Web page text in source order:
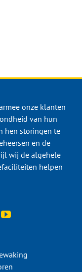
onze klanten
van hun
hen storingen te
en de
wij de algehele
helpen